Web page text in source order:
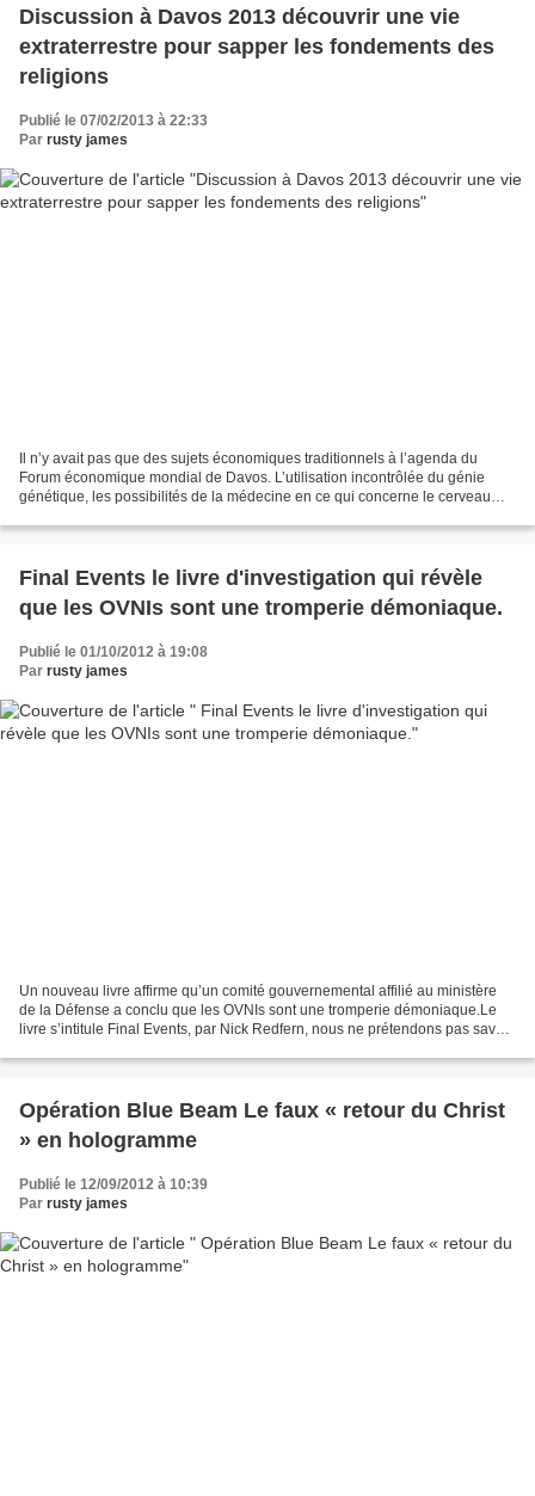
Discussion à Davos 2013 découvrir une vie
extraterrestre pour sapper les fondements des
religions
Publié le 07/02/2013 à 22:33
Par rusty james
Il n’y avait pas que des sujets économiques traditionnels à l’agenda du
Forum économique mondial de Davos. L’utilisation incontrôlée du génie
génétique, les possibilités de la médecine en ce qui concerne le cerveau
Final Events le livre d'investigation qui révèle
que les OVNIs sont une tromperie démoniaque.
Publié le 01/10/2012 à 19:08
Par rusty james
Un nouveau livre affirme qu’un comité gouvernemental affilié au ministère
de la Défense a conclu que les OVNIs sont une tromperie démoniaque.Le
livre s’intitule Final Events, par Nick Redfern, nous ne prétendons pas savoir
Opération Blue Beam Le faux « retour du Christ
» en hologramme
Publié le 12/09/2012 à 10:39
Par rusty james